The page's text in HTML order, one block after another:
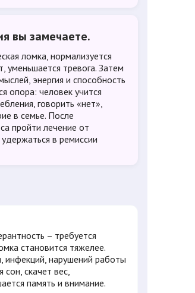
вы замечаете.
ломка, нормализуется
уменьшается тревога. Затем
энергия и способность
опора: человек учится
говорить «нет»,
в семье. После
пройти лечение от
в ремиссии
– требуется
становится тяжелее.
инфекций, нарушений работы
скачет вес,
память и внимание.